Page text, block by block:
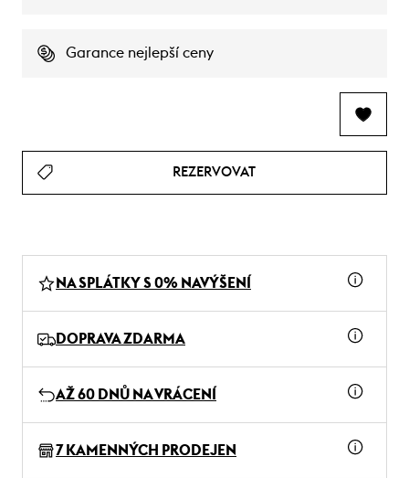
Garance nejlepší ceny
REZERVOVAT
NA SPLÁTKY S 0% NAVÝŠENÍ
DOPRAVA ZDARMA
AŽ 60 DNŮ NA VRÁCENÍ
7 KAMENNÝCH PRODEJEN